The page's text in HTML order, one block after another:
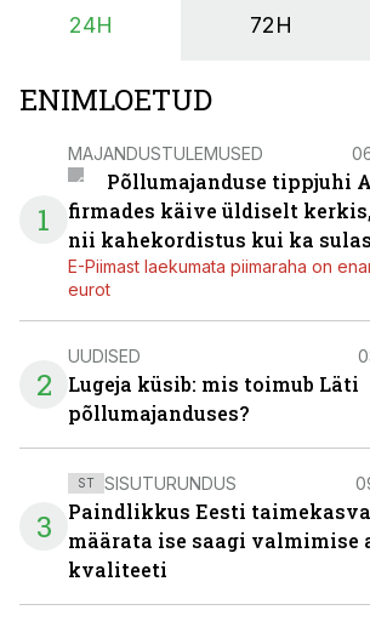
24H 72H
ENIMLOETUD
1
MAJANDUSTULEMUSED
Põllumajanduse tippjuhi
firmades käive üldiselt
nii kahekordistus kui ka
E-Piimast laekumata piimaraha on
eurot
2
UUDISED
Lugeja küsib: mis toimub Läti
põllumajanduses?
3
ST SISUTURUNDUS
Paindlikkus Eesti
määrata ise saagi valmimise
kvaliteeti